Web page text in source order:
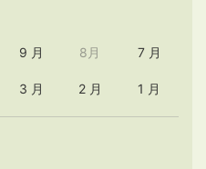
9 月 8月 7 月
3 月 2 月 1 月